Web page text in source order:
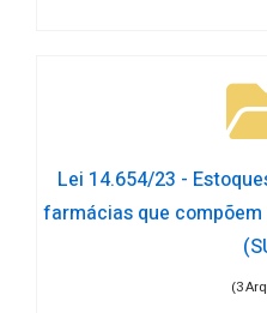
Lei 14.654/23 -
farmácias que compõem
(3